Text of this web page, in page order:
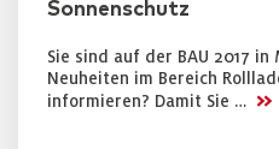
Sonnenschutz
Sie sind auf der BAU 2017
Neuheiten im Bereich
informieren? Damit Sie … >>